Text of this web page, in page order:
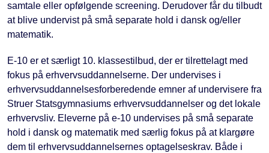
samtale eller opfølgende screening. Derudover får du tilbudt
at blive undervist på små separate hold i dansk og/eller
matematik.
E-10 er et særligt 10. klassestilbud, der er tilrettelagt med
fokus på erhvervsuddannelserne. Der undervises i
erhvervsuddannelsesforberedende emner af undervisere fra
Struer Statsgymnasiums erhvervsuddannelser og det lokale
erhvervsliv. Eleverne på e-10 undervises på små separate
hold i dansk og matematik med særlig fokus på at klargøre
dem til erhvervsuddannelsernes optagelseskrav. Både i